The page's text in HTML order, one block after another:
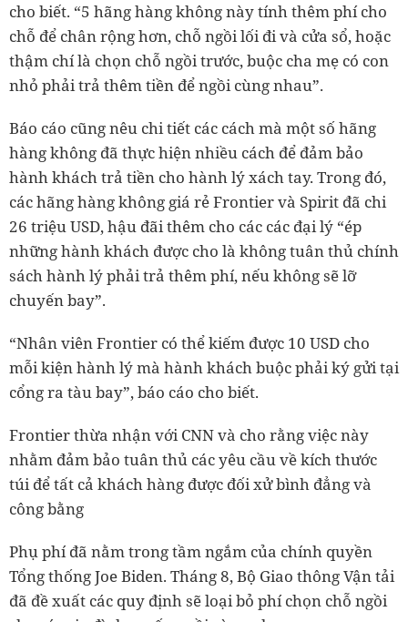
cho biết. “5 hãng hàng không này tính thêm phí cho
chỗ để chân rộng hơn, chỗ ngồi lối đi và cửa sổ, hoặc
thậm chí là chọn chỗ ngồi trước, buộc cha mẹ có con
nhỏ phải trả thêm tiền để ngồi cùng nhau”.
Báo cáo cũng nêu chi tiết các cách mà một số hãng
hàng không đã thực hiện nhiều cách để đảm bảo
hành khách trả tiền cho hành lý xách tay. Trong đó,
các hãng hàng không giá rẻ Frontier và Spirit đã chi
26 triệu USD, hậu đãi thêm cho các các đại lý “ép
những hành khách được cho là không tuân thủ chính
sách hành lý phải trả thêm phí, nếu không sẽ lỡ
chuyến bay”.
“Nhân viên Frontier có thể kiếm được 10 USD cho
mỗi kiện hành lý mà hành khách buộc phải ký gửi tại
cổng ra tàu bay”, báo cáo cho biết.
Frontier thừa nhận với CNN và cho rằng việc này
nhằm đảm bảo tuân thủ các yêu cầu về kích thước
túi để tất cả khách hàng được đối xử bình đẳng và
công bằng
Phụ phí đã nằm trong tầm ngắm của chính quyền
Tổng thống Joe Biden. Tháng 8, Bộ Giao thông Vận tải
đã đề xuất các quy định sẽ loại bỏ phí chọn chỗ ngồi